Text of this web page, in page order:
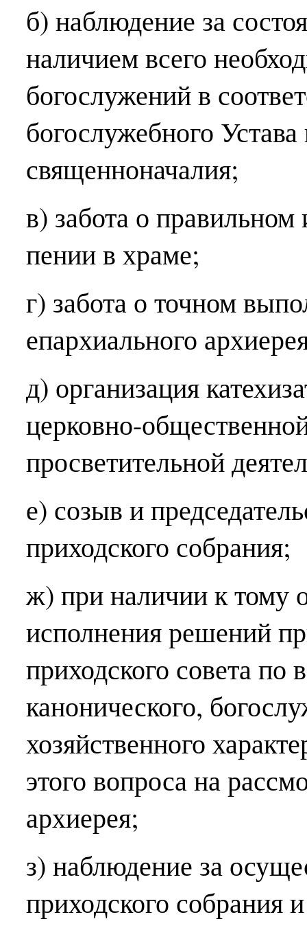
б) наблюдение за
наличием всего
богослужений в
богослужебного
священноначалия;
в) забота о
пении в храме;
г) забота о точном
епархиального
д) организация
церковно-
просветительной
е) созыв и
приходского собрания;
ж) при наличии к тому
исполнения решений
приходского совета по
канонического,
хозяйственного
этого вопроса на
архиерея;
з) наблюдение за
приходского собрания